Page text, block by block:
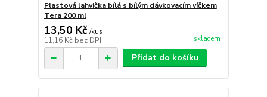
Plastová lahvička bílá s bílým dávkovacím víčkem
Tera 200 ml
13,50 Kč /kus
11,16 Kč bez DPH skladem
Přidat do košíku